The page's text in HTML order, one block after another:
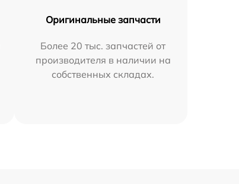
Оригинальные запчасти
Более 20 тыс. запчастей от
производителя в наличии на
собственных складах.